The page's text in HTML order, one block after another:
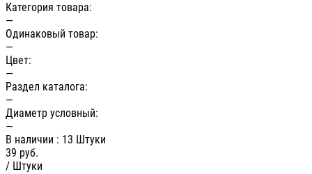
Категория товара:
—
Одинаковый товар:
—
Цвет:
—
Раздел каталога:
—
Диаметр условный:
—
В наличии : 13 Штуки
39 руб.
/ Штуки